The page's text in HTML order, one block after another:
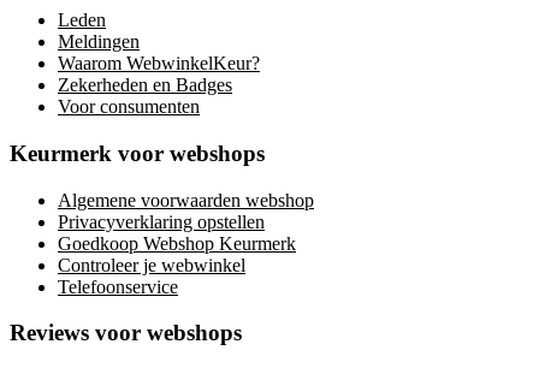
Leden
Meldingen
Waarom WebwinkelKeur?
Zekerheden en Badges
Voor consumenten
Keurmerk voor webshops
Algemene voorwaarden webshop
Privacyverklaring opstellen
Goedkoop Webshop Keurmerk
Controleer je webwinkel
Telefoonservice
Reviews voor webshops